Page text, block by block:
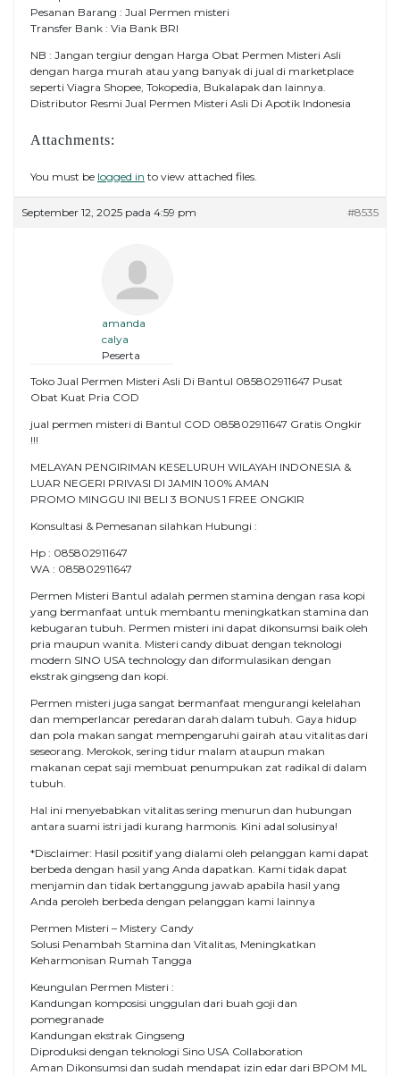
Pesanan Barang : Jual Permen misteri
Transfer Bank : Via Bank BRI
NB : Jangan tergiur dengan Harga Obat Permen Misteri Asli
dengan harga murah atau yang banyak di jual di marketplace
seperti Viagra Shopee, Tokopedia, Bukalapak dan lainnya.
Distributor Resmi Jual Permen Misteri Asli Di Apotik Indonesia
Attachments:
You must be logged in to view attached files.
September 12, 2025 pada 4:59 pm #8535
amanda
calya
Peserta
Toko Jual Permen Misteri Asli Di Bantul 085802911647 Pusat
Obat Kuat Pria COD
jual permen misteri di Bantul COD 085802911647 Gratis Ongkir
!!!
MELAYAN PENGIRIMAN KESELURUH WILAYAH INDONESIA &
LUAR NEGERI PRIVASI DI JAMIN 100% AMAN
PROMO MINGGU INI BELI 3 BONUS 1 FREE ONGKIR
Konsultasi & Pemesanan silahkan Hubungi :
Hp : 085802911647
WA : 085802911647
Permen Misteri Bantul adalah permen stamina dengan rasa kopi
yang bermanfaat untuk membantu meningkatkan stamina dan
kebugaran tubuh. Permen misteri ini dapat dikonsumsi baik oleh
pria maupun wanita. Misteri candy dibuat dengan teknologi
modern SINO USA technology dan diformulasikan dengan
ekstrak gingseng dan kopi.
Permen misteri juga sangat bermanfaat mengurangi kelelahan
dan memperlancar peredaran darah dalam tubuh. Gaya hidup
dan pola makan sangat mempengaruhi gairah atau vitalitas dari
seseorang. Merokok, sering tidur malam ataupun makan
makanan cepat saji membuat penumpukan zat radikal di dalam
tubuh.
Hal ini menyebabkan vitalitas sering menurun dan hubungan
antara suami istri jadi kurang harmonis. Kini adal solusinya!
*Disclaimer: Hasil positif yang dialami oleh pelanggan kami dapat
berbeda dengan hasil yang Anda dapatkan. Kami tidak dapat
menjamin dan tidak bertanggung jawab apabila hasil yang
Anda peroleh berbeda dengan pelanggan kami lainnya
Permen Misteri – Mistery Candy
Solusi Penambah Stamina dan Vitalitas, Meningkatkan
Keharmonisan Rumah Tangga
Keungulan Permen Misteri :
Kandungan komposisi unggulan dari buah goji dan
pomegranade
Kandungan ekstrak Gingseng
Diproduksi dengan teknologi Sino USA Collaboration
Aman Dikonsumsi dan sudah mendapat izin edar dari BPOM ML